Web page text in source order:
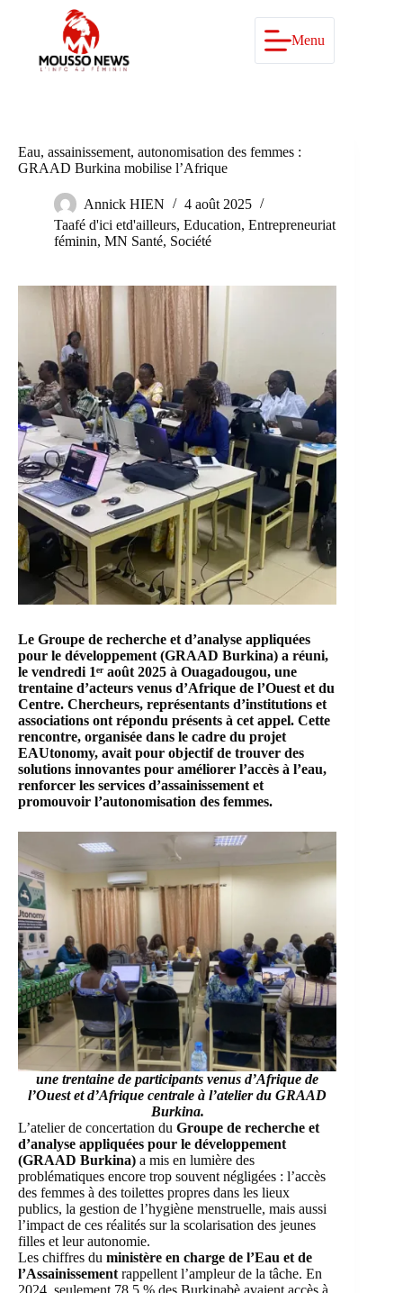
Menu
Eau, assainissement, autonomisation des femmes :
GRAAD Burkina mobilise l’Afrique
Annick HIEN
4 août 2025
Taafé d'ici etd'ailleurs, Education, Entrepreneuriat
féminin, MN Santé, Société
Le Groupe de recherche et d’analyse appliquées
pour le développement (GRAAD Burkina) a réuni,
le vendredi 1ᵉʳ août 2025 à Ouagadougou, une
trentaine d’acteurs venus d’Afrique de l’Ouest et du
Centre. Chercheurs, représentants d’institutions et
associations ont répondu présents à cet appel. Cette
rencontre, organisée dans le cadre du projet
EAUtonomy, avait pour objectif de trouver des
solutions innovantes pour améliorer l’accès à l’eau,
renforcer les services d’assainissement et
promouvoir l’autonomisation des femmes.
une trentaine de participants venus d’Afrique de
l’Ouest et d’Afrique centrale à l’atelier du GRAAD
Burkina.
L’atelier de concertation du Groupe de recherche et
d’analyse appliquées pour le développement
(GRAAD Burkina) a mis en lumière des
problématiques encore trop souvent négligées : l’accès
des femmes à des toilettes propres dans les lieux
publics, la gestion de l’hygiène menstruelle, mais aussi
l’impact de ces réalités sur la scolarisation des jeunes
filles et leur autonomie.
Les chiffres du ministère en charge de l’Eau et de
l’Assainissement rappellent l’ampleur de la tâche. En
2024, seulement 78,5 % des Burkinabè avaient accès à